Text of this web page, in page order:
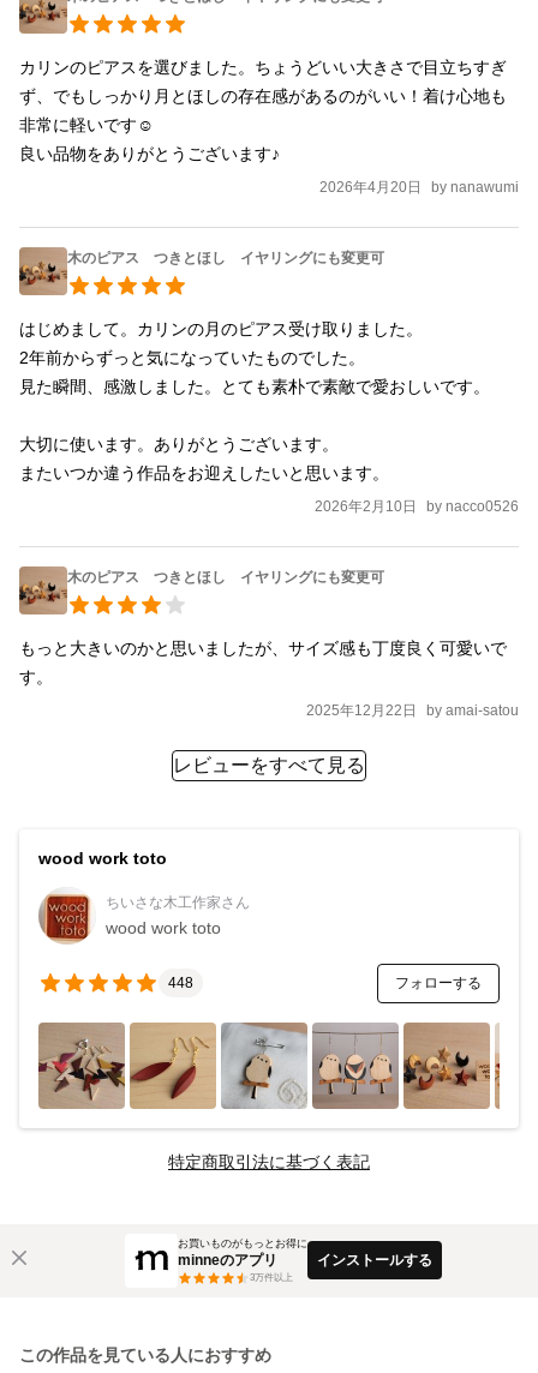
カリンのピアスを選びました。ちょうどいい大きさで目立ちすぎ
ず、でもしっかり月とほしの存在感があるのがいい！着け心地も
非常に軽いです☺️
良い品物をありがとうございます♪
2026年4月20日 by nanawumi
木のピアス つきとほし イヤリングにも変更可
はじめまして。カリンの月のピアス受け取りました。
2年前からずっと気になっていたものでした。
見た瞬間、感激しました。とても素朴で素敵で愛おしいです。
大切に使います。ありがとうございます。
またいつか違う作品をお迎えしたいと思います。
2026年2月10日 by nacco0526
木のピアス つきとほし イヤリングにも変更可
もっと大きいのかと思いましたが、サイズ感も丁度良く可愛いで
す。
2025年12月22日 by amai-satou
レビューをすべて見る
wood work toto
ちいさな木工作家さん
wood work toto
448 フォローする
特定商取引法に基づく表記
お買いものがもっとお得に
minneのアプリ
3万件以上
インストールする
この作品を見ている人におすすめ